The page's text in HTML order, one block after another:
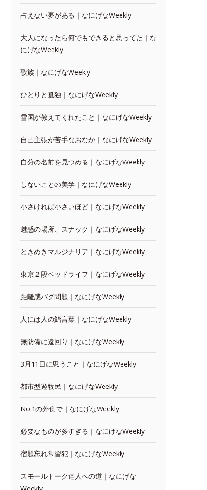
占えない夢がある｜なにげなWeekly
大人になったら何でもできると思ってた｜な
にげなWeekly
歌族｜なにげなWeekly
ひとりと孤独｜なにげなWeekly
雪国が教えてくれたこと｜なにげなWeekly
自己主張が苦手なおなか｜なにげなWeekly
自分の名前を見つめる｜なにげなWeekly
しないことの美学｜なにげなWeekly
小さければ小さいほど｜なにげなWeekly
魅惑の場所、スナック｜なにげなWeekly
ときめきマルジナリア｜なにげなWeekly
東京２段ベッドライフ｜なにげなWeekly
距離感バグ問題｜なにげなWeekly
人には人の鮨言葉｜なにげなWeekly
無防備に遠回り｜なにげなWeekly
3月11日に思うこと｜なにげなWeekly
都市型遊牧民｜なにげなWeekly
No.1の外側で｜なにげなWeekly
必要なものが多すぎる｜なにげなWeekly
宿題忘れ常習犯｜なにげなWeekly
スモールトーク達人への道｜なにげな